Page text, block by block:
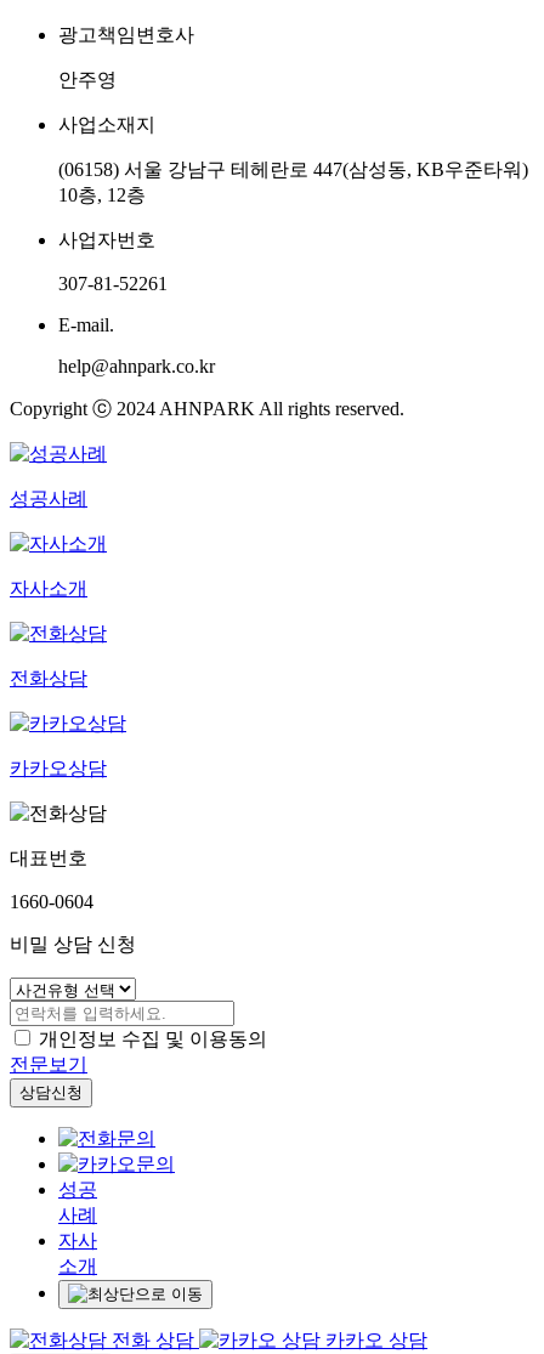
광고책임변호사
안주영
사업소재지
(06158) 서울 강남구 테헤란로 447(삼성동, KB우준타워)
10층, 12층
사업자번호
307-81-52261
E-mail.
help@ahnpark.co.kr
Copyright ⓒ 2024 AHNPARK All rights reserved.
성공사례
자사소개
전화상담
카카오상담
대표번호
1660-0604
비밀 상담 신청
개인정보 수집 및 이용동의
전문보기
상담신청
성공
사례
자사
소개
전화 상담
카카오 상담